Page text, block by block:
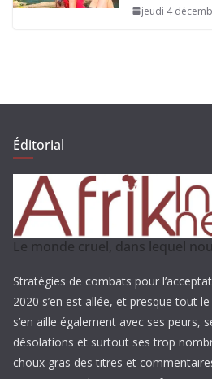
jeudi 4
Éditorial
Le monde cruel, dans lequel
Stratégies de combats pour
2020 s’en est allée, et presque tout
s’en aille également avec ses peurs,
désolations et surtout ses trop
choux gras des titres et